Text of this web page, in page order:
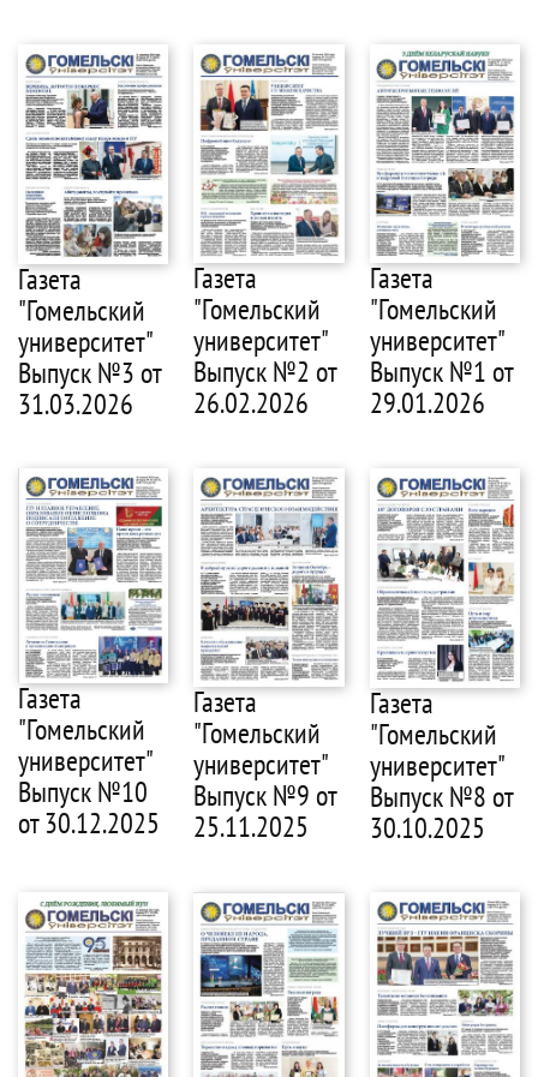
Газета
"Гомельский
университет"
Выпуск №3 от
31.03.2026
Газета
"Гомельский
университет"
Выпуск №2 от
26.02.2026
Газета
"Гомельский
университет"
Выпуск №1 от
29.01.2026
Газета
"Гомельский
университет"
Выпуск №10
от 30.12.2025
Газета
"Гомельский
университет"
Выпуск №9 от
25.11.2025
Газета
"Гомельский
университет"
Выпуск №8 от
30.10.2025